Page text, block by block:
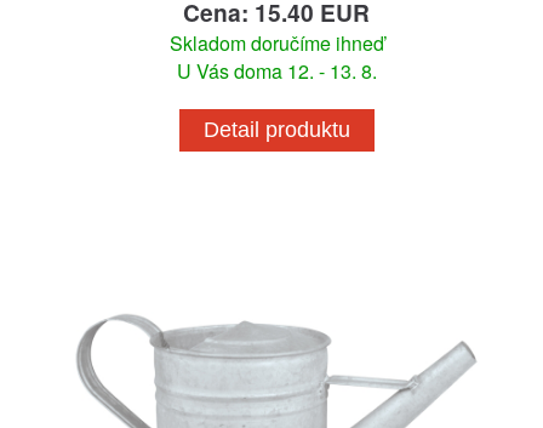
Cena: 15.40 EUR
Skladom doručíme ihneď
U Vás doma 12. - 13. 8.
Detail produktu